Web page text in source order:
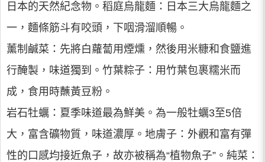
日本的天然紀念物。稻庭烏龍麵：日本三大烏龍麵之
一，麵條筋斗有咬頭，下咽滑溜順暢。
薰制鹹菜：先將白蘿蔔用煙燻，然後用米糠和食鹽進
行醃製，味道獨到。竹葉粽子：用竹葉包裹糯米而
成，食用時蘸黃豆粉。
岩石牡蠣：夏季味道最為鮮美。為一般牡蠣3至5倍
大，富含礦物質，味道濃厚。地膚子：外觀和富有彈
性的口感均接近魚子，故亦被稱為“植物魚子”。純菜：